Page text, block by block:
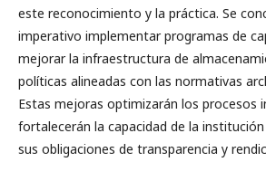
este reconocimiento y la práctica. Se
imperativo implementar programas de
mejorar la infraestructura de
políticas alineadas con las normativas
Estas mejoras optimizarán los procesos
fortalecerán la capacidad de la
sus obligaciones de transparencia y